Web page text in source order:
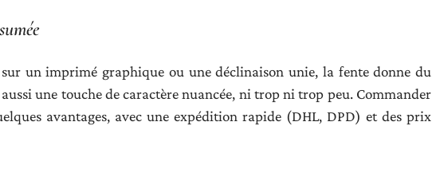
un imprimé graphique ou une déclinaison unie, la fente donne du
une touche de caractère nuancée, ni trop ni trop peu. Commander
avantages, avec une expédition rapide (DHL, DPD) et des prix